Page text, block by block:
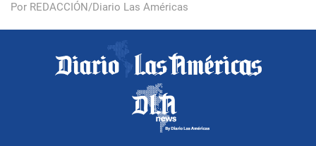
Por REDACCIÓN/Diario Las Américas